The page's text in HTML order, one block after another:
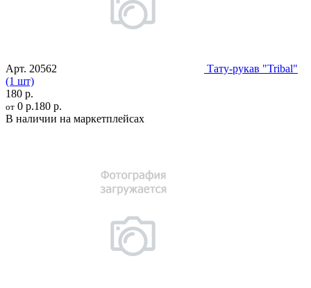
Арт. 20562
Тату-рукав "Tribal"
(1 шт)
180 р.
от 0 р.180 р.
В наличии на маркетплейсах